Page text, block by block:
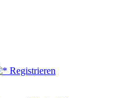
Registrieren